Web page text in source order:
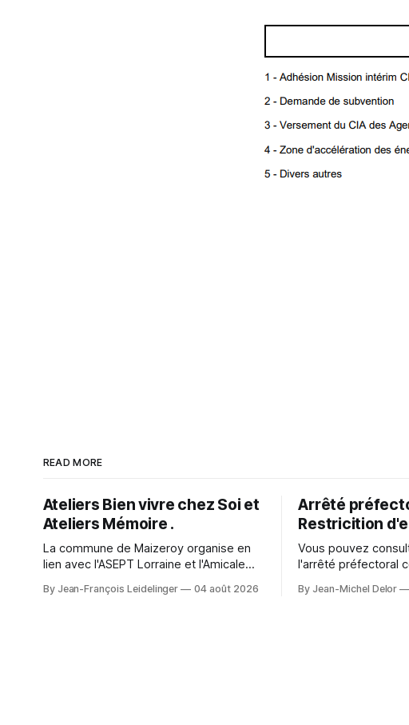
READ MORE
Ateliers Bien vivre chez Soi et
Ateliers Mémoire .
La commune de Maizeroy organise en
lien avec l'ASEPT Lorraine et l'Amicale
Commune de Pange, la fédération
By Jean-François Leidelinger 04 août 2026
Arrêté
Restricition
Vous pouvez
l'arrêté préfectoral
secteur. A character outfit needs to
By Jean-Michel Delor